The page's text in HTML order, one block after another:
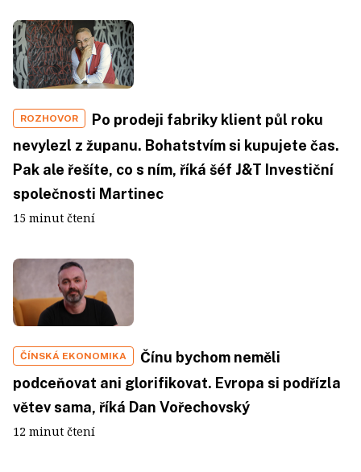
ROZHOVOR
Po prodeji fabriky klient půl roku
nevylezl z županu. Bohatstvím si kupujete čas.
Pak ale řešíte, co s ním, říká šéf J&T Investiční
společnosti Martinec
15 minut čtení
ČÍNSKÁ EKONOMIKA
Čínu bychom neměli
podceňovat ani glorifikovat. Evropa si podřízla
větev sama, říká Dan Vořechovský
12 minut čtení